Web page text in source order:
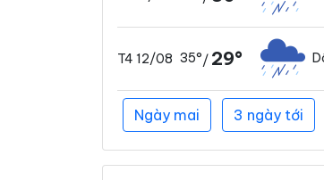
T4 12/08 35°/ 29°
Ngày mai 3 ngày tới